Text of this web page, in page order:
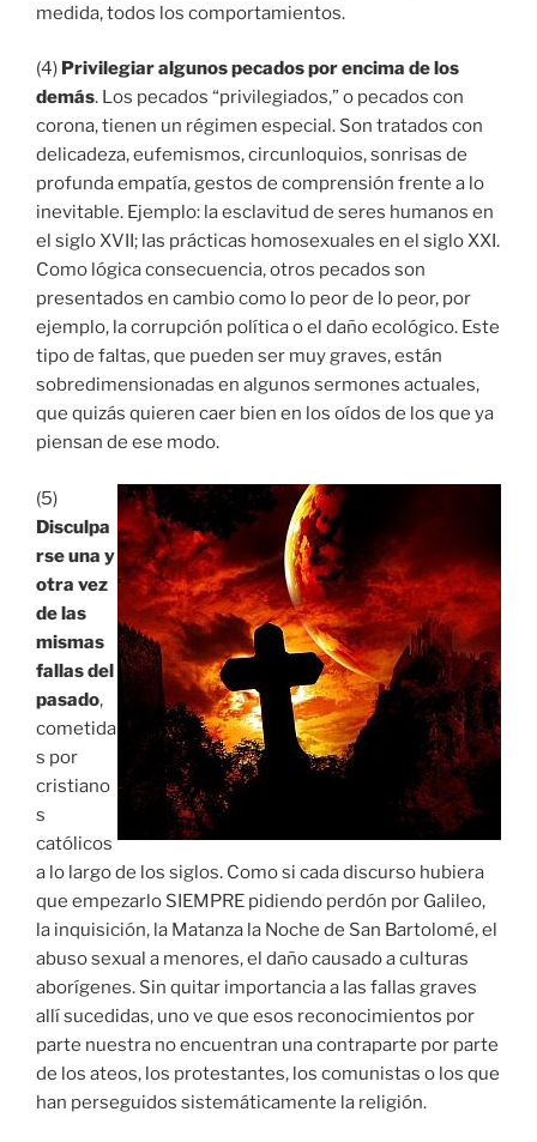
medida, todos los comportamientos.
(4) Privilegiar algunos pecados por encima de los
demás. Los pecados “privilegiados,” o pecados con
corona, tienen un régimen especial. Son tratados con
delicadeza, eufemismos, circunloquios, sonrisas de
profunda empatía, gestos de comprensión frente a lo
inevitable. Ejemplo: la esclavitud de seres humanos en
el siglo XVII; las prácticas homosexuales en el siglo XXI.
Como lógica consecuencia, otros pecados son
presentados en cambio como lo peor de lo peor, por
ejemplo, la corrupción política o el daño ecológico. Este
tipo de faltas, que pueden ser muy graves, están
sobredimensionadas en algunos sermones actuales,
que quizás quieren caer bien en los oídos de los que ya
piensan de ese modo.
(5)
Disculpa
rse una y
otra vez
de las
mismas
fallas del
pasado,
cometida
s por
cristiano
s
católicos
a lo largo de los siglos. Como si cada discurso hubiera
que empezarlo SIEMPRE pidiendo perdón por Galileo,
la inquisición, la Matanza la Noche de San Bartolomé, el
abuso sexual a menores, el daño causado a culturas
aborígenes. Sin quitar importancia a las fallas graves
allí sucedidas, uno ve que esos reconocimientos por
parte nuestra no encuentran una contraparte por parte
de los ateos, los protestantes, los comunistas o los que
han perseguidos sistemáticamente la religión.